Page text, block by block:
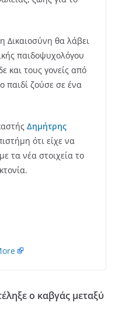
Δικαιοσύνη θα λάβει
παιδοψυχολόγου
και τους γονείς από
παιδί ζούσε σε ένα
Δημήτρης
ότι είχε να
τα νέα στοιχεία το
ο καβγάς μεταξύ